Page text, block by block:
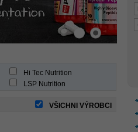
Hi Tec Nutrition
LSP Nutrition
VŠICHNI VÝROBCI